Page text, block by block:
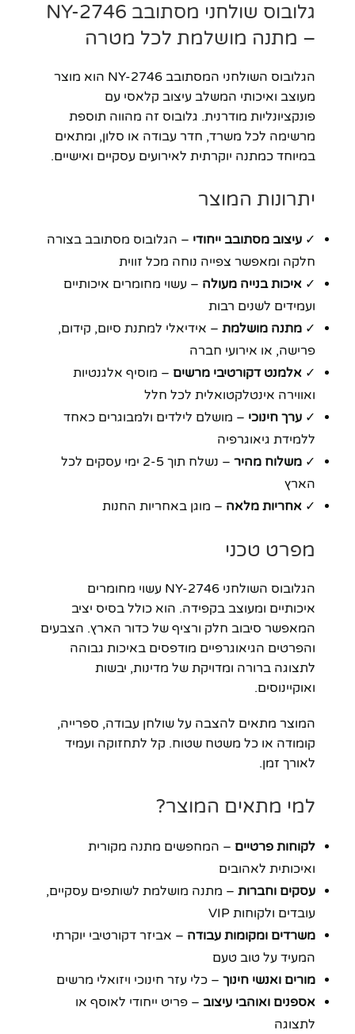
גלובוס שולחני מסתובב NY-2746
– מתנה מושלמת לכל מטרה
הגלובוס השולחני המסתובב NY-2746 הוא מוצר
מעוצב ואיכותי המשלב עיצוב קלאסי עם
פונקציונליות מודרנית. גלובוס זה מהווה תוספת
מרשימה לכל משרד, חדר עבודה או סלון, ומתאים
במיוחד כמתנה יוקרתית לאירועים עסקיים ואישיים.
יתרונות המוצר
✓ עיצוב מסתובב ייחודי – הגלובוס מסתובב בצורה
חלקה ומאפשר צפייה נוחה מכל זווית
✓ איכות בנייה מעולה – עשוי מחומרים איכותיים
ועמידים לשנים רבות
✓ מתנה מושלמת – אידיאלי למתנת סיום, קידום,
פרישה, או אירועי חברה
✓ אלמנט דקורטיבי מרשים – מוסיף אלגנטיות
ואווירה אינטלקטואלית לכל חלל
✓ ערך חינוכי – מושלם לילדים ולמבוגרים כאחד
ללמידת גיאוגרפיה
✓ משלוח מהיר
– נשלח תוך 2-5 ימי עסקים לכל
הארץ
✓ אחריות מלאה – מוגן באחריות החנות
מפרט טכני
הגלובוס השולחני NY-2746 עשוי מחומרים
איכותיים ומעוצב בקפידה. הוא כולל בסיס יציב
המאפשר סיבוב חלק ורציף של כדור הארץ. הצבעים
והפרטים הגיאוגרפיים מודפסים באיכות גבוהה
לתצוגה ברורה ומדויקת של מדינות, יבשות
ואוקיינוסים.
המוצר מתאים להצבה על שולחן עבודה, ספרייה,
קומודה או כל משטח שטוח. קל לתחזוקה ועמיד
לאורך זמן.
למי מתאים המוצר?
לקוחות פרטיים – המחפשים מתנה מקורית
ואיכותית לאהובים
עסקים וחברות – מתנה מושלמת לשותפים עסקיים,
עובדים ולקוחות VIP
משרדים ומקומות עבודה – אביזר דקורטיבי יוקרתי
המעיד על טוב טעם
מורים ואנשי חינוך – כלי עזר חינוכי ויזואלי מרשים
אספנים ואוהבי עיצוב – פריט ייחודי לאוסף או
לתצוגה